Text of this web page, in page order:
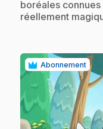
boréales
réellement
Abonnement